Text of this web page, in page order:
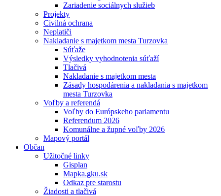
Zariadenie sociálnych služieb
Projekty
Civilná ochrana
Neplatiči
Nakladanie s majetkom mesta Turzovka
Súťaže
Výsledky vyhodnotenia súťaží
Tlačivá
Nakladanie s majetkom mesta
Zásady hospodárenia a nakladania s majetkom
mesta Turzovka
Voľby a referendá
Voľby do Európskeho parlamentu
Referendum 2026
Komunálne a župné voľby 2026
Mapový portál
Občan
Užitočné linky
Gisplan
Mapka.gku.sk
Odkaz pre starostu
Žiadosti a tlačivá